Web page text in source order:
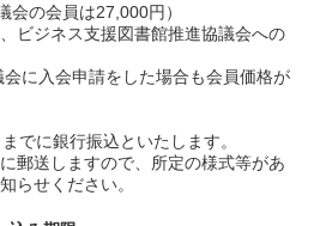
会の会員は27,000円）
ビジネス支援図書館推進協議会への
に入会申請をした場合も会員価格が
までに銀行振込といたします。
郵送しますので、所定の様式等があ
らせください。